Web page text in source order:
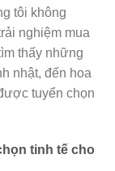
tôi không
nghiệm mua
thấy những
nhật, đến hoa
tuyển chọn
tinh tế cho